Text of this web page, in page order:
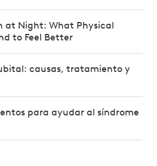
at Night: What Physical
to Feel Better
causas, tratamiento y
para ayudar al síndrome